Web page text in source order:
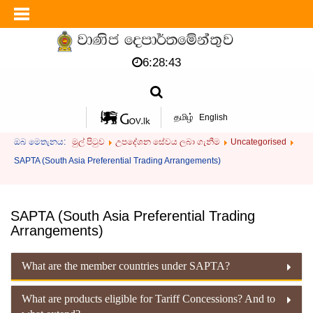
6:28:43
தமிழ் English
ඔබ මෙතැනය: මුල් පිටුව උපදේශන සේවය ලබා ගැනීම
Uncategorised
SAPTA (South Asia Preferential Trading Arrangements)
SAPTA (South Asia Preferential Trading
Arrangements)
What are the member countries under SAPTA?
What are products eligible for Tariff Concessions? And to